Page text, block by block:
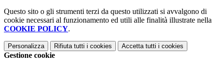
Questo sito o gli strumenti terzi da questo utilizzati si avvalgono di
cookie necessari al funzionamento ed utili alle finalità illustrate nella
COOKIE POLICY.
Personalizza Rifiuta tutti i cookies Accetta tutti i cookies
Gestione cookie